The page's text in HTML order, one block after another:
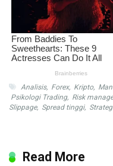
Analisis, Forex, Kripto,
Psikologi Trading, Risk
Slippage, Spread tinggi,
Read More